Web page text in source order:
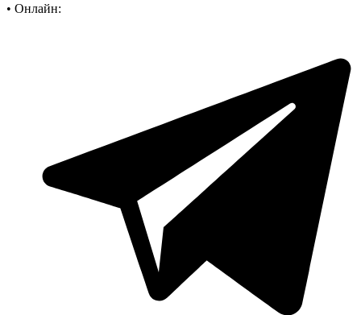
• Онлайн: